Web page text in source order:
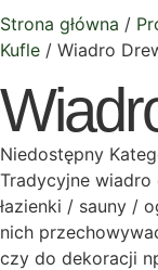
Strona główna /
Kufle / Wiadro
Niedostępny
Tradycyjne wiadro
łazienki / sauny /
nich
czy do dekoracji